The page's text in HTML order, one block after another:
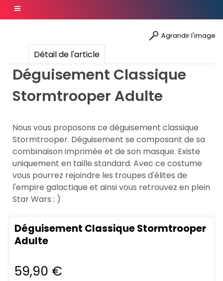
Agrandir l'image
Détail de l'article
Déguisement Classique
Stormtrooper Adulte
Nous vous proposons ce déguisement classique
Stormtrooper. Déguisement se composant de sa
combinaison imprimée et de son masque. Existe
uniquement en taille standard. Avec ce costume
vous pourrez rejoindre les troupes d'élites de
l'empire galactique et ainsi vous retrouvez en plein
Star Wars : )
Déguisement Classique Stormtrooper
Adulte
59,90 €